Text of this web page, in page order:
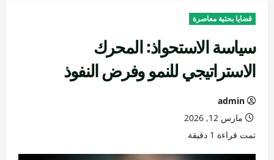
قضايا بحثية معاصرة
سياسة الاستحواذ: المحرك
الاستراتيجي للنمو وفرض النفوذ
admin
مارس 12, 2026
تمت قراءة 1 دقيقة